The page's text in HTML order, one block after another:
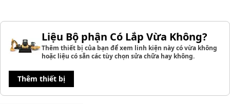
Liệu Bộ phận Có Lắp Vừa Không?
Thêm thiết bị của bạn để xem linh kiện này có vừa không
hoặc liệu có sẵn các tùy chọn sửa chữa hay không.
Thêm thiết bị